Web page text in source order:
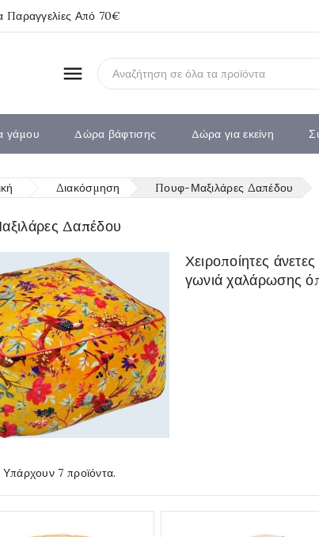
Παραγγελίες Από 70€

γάμου Δώρα βάφτισης Δώρα για εκείνη
Διακόσμηση Πουφ-Μαξιλάρες Δαπέδου
Δαπέδου
Χειροποίητες
γωνιά χαλάρωσης
Υπάρχουν 7 προϊόντα.